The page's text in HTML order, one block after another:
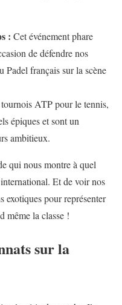
: Cet événement phare
de défendre nos
Padel français sur la scène
ATP pour le tennis,
épiques et sont un
ambitieux.
qui nous montre à quel
Et de voir nos
exotiques pour représenter
même la classe !
sur la